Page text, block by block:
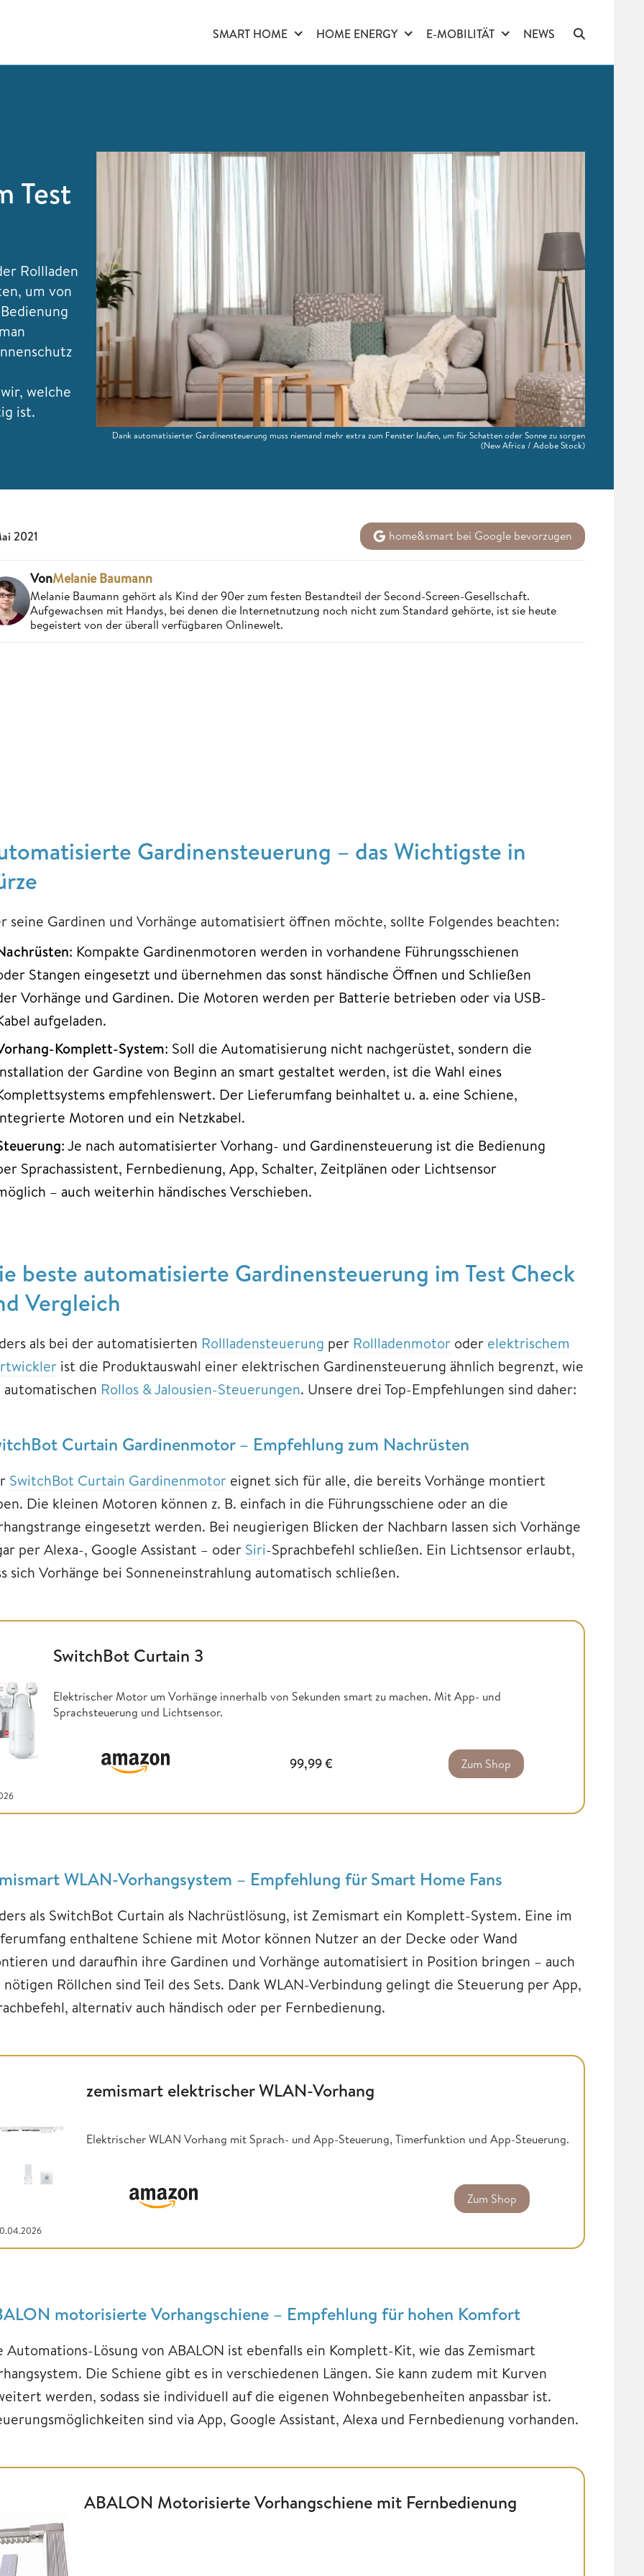
SMART HOME HOME ENERGY E-MOBILITÄT NEWS
Test
Rollladen
um von
welche
ist.
Dank automatisierter Gardinensteuerung muss niemand mehr extra zum Fenster laufen, um für Schatten oder Sonne zu sorgen
(New Africa / Adobe Stock)
2021 home&smart bei Google bevorzugen
VonMelanie Baumann
Melanie Baumann gehört als Kind der 90er zum festen Bestandteil der Second-Screen-Gesellschaft.
Aufgewachsen mit Handys, bei denen die Internetnutzung noch nicht zum Standard gehörte, ist sie heute
begeistert von der überall verfügbaren Onlinewelt.
Gardinensteuerung – das Wichtigste in
seine Gardinen und Vorhänge automatisiert öffnen möchte, sollte Folgendes beachten:
: Kompakte Gardinenmotoren werden in vorhandene Führungsschienen
Stangen eingesetzt und übernehmen das sonst händische Öffnen und Schließen
Vorhänge und Gardinen. Die Motoren werden per Batterie betrieben oder via USB-
aufgeladen.
Komplett-System: Soll die Automatisierung nicht nachgerüstet, sondern die
der Gardine von Beginn an smart gestaltet werden, ist die Wahl eines
empfehlenswert. Der Lieferumfang beinhaltet u. a. eine Schiene,
Motoren und ein Netzkabel.
: Je nach automatisierter Vorhang- und Gardinensteuerung ist die Bedienung
Sprachassistent, Fernbedienung, App, Schalter, Zeitplänen oder Lichtsensor
– auch weiterhin händisches Verschieben.
beste automatisierte Gardinensteuerung im Test Check
Vergleich
als bei der automatisierten Rollladensteuerung per Rollladenmotor oder elektrischem
ist die Produktauswahl einer elektrischen Gardinensteuerung ähnlich begrenzt, wie
automatischen Rollos & Jalousien-Steuerungen. Unsere drei Top-Empfehlungen sind daher:
Curtain Gardinenmotor – Empfehlung zum Nachrüsten
SwitchBot Curtain Gardinenmotor eignet sich für alle, die bereits Vorhänge montiert
Die kleinen Motoren können z. B. einfach in die Führungsschiene oder an die
eingesetzt werden. Bei neugierigen Blicken der Nachbarn lassen sich Vorhänge
per Alexa-, Google Assistant – oder Siri-Sprachbefehl schließen. Ein Lichtsensor erlaubt,
sich Vorhänge bei Sonneneinstrahlung automatisch schließen.
SwitchBot Curtain 3
Elektrischer Motor um Vorhänge innerhalb von Sekunden smart zu machen. Mit App- und
Sprachsteuerung und Lichtsensor.
99,99€ Zum Shop
WLAN-Vorhangsystem – Empfehlung für Smart Home Fans
als SwitchBot Curtain als Nachrüstlösung, ist Zemismart ein Komplett-System. Eine im
enthaltene Schiene mit Motor können Nutzer an der Decke oder Wand
und daraufhin ihre Gardinen und Vorhänge automatisiert in Position bringen – auch
nötigen Röllchen sind Teil des Sets. Dank WLAN-Verbindung gelingt die Steuerung per App,
alternativ auch händisch oder per Fernbedienung.
zemismart elektrischer WLAN-Vorhang
Elektrischer WLAN Vorhang mit Sprach- und App-Steuerung, Timerfunktion und App-Steuerung.
Zum Shop
motorisierte Vorhangschiene – Empfehlung für hohen Komfort
Automations-Lösung von ABALON ist ebenfalls ein Komplett-Kit, wie das Zemismart
Die Schiene gibt es in verschiedenen Längen. Sie kann zudem mit Kurven
werden, sodass sie individuell auf die eigenen Wohnbegebenheiten anpassbar ist.
sind via App, Google Assistant, Alexa und Fernbedienung vorhanden.
ABALON Motorisierte Vorhangschiene mit Fernbedienung